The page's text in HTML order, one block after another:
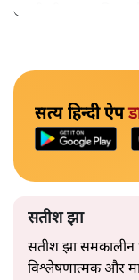
उतनी ही अनुमानित
सत्य हिन्दी ऐप
सतीश झा
सतीश झा समकालीन
विश्लेषणात्मक और